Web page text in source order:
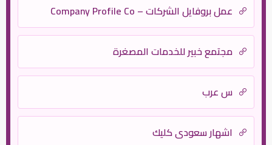
عمل بروفايل الشركات – Company Profile Co
مجتمع خبير للخدمات المصغرة
س عرب
اشهار سعودي كليك